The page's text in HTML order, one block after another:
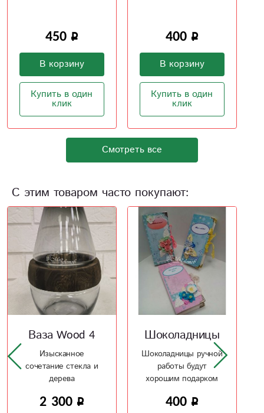
400
В корзину
Купить в один
клик
450
В корзину
Купить в один
клик
Смотреть все
С этим товаром часто покупают:
Шоколадницы
Шоколадницы ручной
работы будут
хорошим подарком
400
Домик Шебби
Домик Шебби ручной
работы
1 800